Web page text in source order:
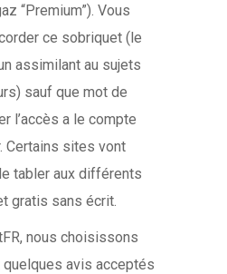
“Premium”). Vous
ce sobriquet (le
assimilant au sujets
sauf que mot de
l’accès a le compte
Certains sites vont
tabler aux différents
gratis sans écrit.
nous choisissons
quelques avis acceptés